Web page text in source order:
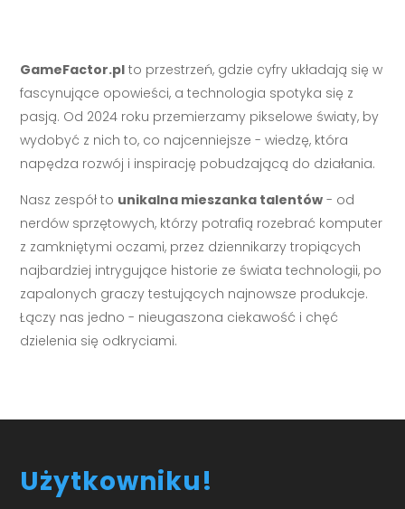
GameFactor.pl to przestrzeń, gdzie cyfry układają się w
fascynujące opowieści, a technologia spotyka się z
pasją. Od 2024 roku przemierzamy pikselowe światy, by
wydobyć z nich to, co najcenniejsze - wiedzę, która
napędza rozwój i inspirację pobudzającą do działania.
Nasz zespół to unikalna mieszanka talentów - od
nerdów sprzętowych, którzy potrafią rozebrać komputer
z zamkniętymi oczami, przez dziennikarzy tropiących
najbardziej intrygujące historie ze świata technologii, po
zapalonych graczy testujących najnowsze produkcje.
Łączy nas jedno - nieugaszona ciekawość i chęć
dzielenia się odkryciami.
Użytkowniku!